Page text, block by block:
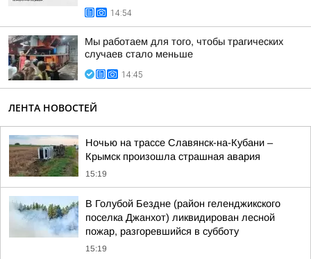
14:54
Мы работаем для того, чтобы трагических
случаев стало меньше
14:45
ЛЕНТА НОВОСТЕЙ
Ночью на трассе Славянск-на-Кубани –
Крымск произошла страшная авария
15:19
В Голубой Бездне (район геленджикского
поселка Джанхот) ликвидирован лесной
пожар, разгоревшийся в субботу
15:19